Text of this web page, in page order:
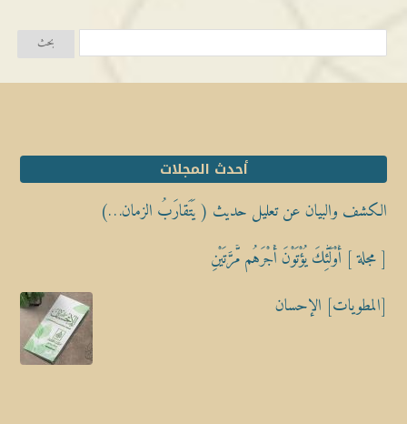
أحدث المجلات
الكشف والبيان عن تعليل حديث ( يَتَقارَبُ الزمان…)
[ مجلة ] أُوْلَٰٓئِكَ يُؤْتَوْنَ أَجْرَهُم مَّرَّتَيْنِ
[المطويات] الإحسان